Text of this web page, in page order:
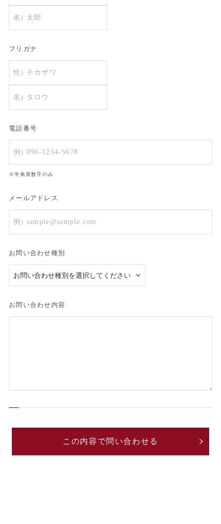
フリガナ
電話番号
※半角英数字のみ
メールアドレス
お問い合わせ種別
お問い合わせ内容